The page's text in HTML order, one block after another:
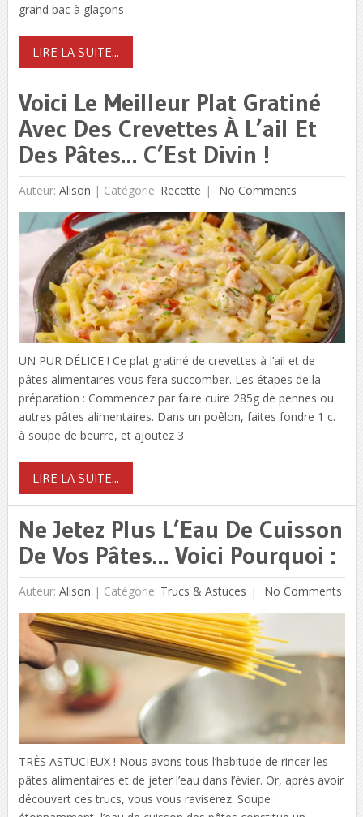
grand bac à glaçons
LIRE LA SUITE...
Voici Le Meilleur Plat Gratiné
Avec Des Crevettes À L’ail Et
Des Pâtes… C’Est Divin !
Auteur: Alison | Catégorie: Recette No Comments
UN PUR DÉLICE ! Ce plat gratiné de crevettes à l’ail et de
pâtes alimentaires vous fera succomber. Les étapes de la
préparation : Commencez par faire cuire 285g de pennes ou
autres pâtes alimentaires. Dans un poêlon, faites fondre 1 c.
à soupe de beurre, et ajoutez 3
LIRE LA SUITE...
Ne Jetez Plus L’Eau De Cuisson
De Vos Pâtes… Voici Pourquoi :
Auteur: Alison | Catégorie: Trucs & Astuces No Comments
TRÈS ASTUCIEUX ! Nous avons tous l’habitude de rincer les
pâtes alimentaires et de jeter l’eau dans l’évier. Or, après avoir
découvert ces trucs, vous vous raviserez. Soupe :